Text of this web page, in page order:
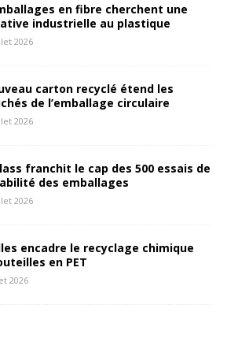
en fibre cherchent une
industrielle au plastique
2026
carton recyclé étend les
de l’emballage circulaire
2026
franchit le cap des 500 essais de
des emballages
2026
encadre le recyclage chimique
en PET
2026